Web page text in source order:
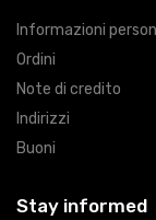
Informazioni
Ordini
Note di credito
Indirizzi
Buoni
Stay informed